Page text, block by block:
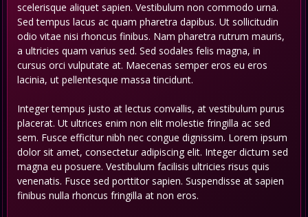
scelerisque aliquet sapien. Vestibulum non commodo urna.
Sed tempus lacus ac quam pharetra dapibus. Ut sollicitudin
odio vitae nisi rhoncus finibus. Nam pharetra rutrum mauris,
a ultricies quam varius sed. Sed sodales felis magna, in
cursus orci vulputate at. Maecenas semper eros eu eros
lacinia, ut pellentesque massa tincidunt.
Integer tempus justo at lectus convallis, at vestibulum purus
placerat. Ut ultrices enim non elit molestie fringilla ac sed
sem. Fusce efficitur nibh nec congue dignissim. Lorem ipsum
dolor sit amet, consectetur adipiscing elit. Integer dictum sed
magna eu posuere. Vestibulum facilisis ultricies risus quis
venenatis. Fusce sed porttitor sapien. Suspendisse at sapien
finibus nulla rhoncus fringilla at non eros.